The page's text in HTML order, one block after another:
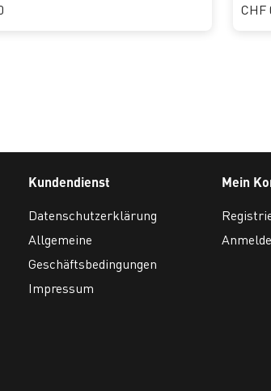
CHF
Kundendienst
Datenschutzerklärung
Allgemeine
Geschäftsbedingungen
Impressum
Mein